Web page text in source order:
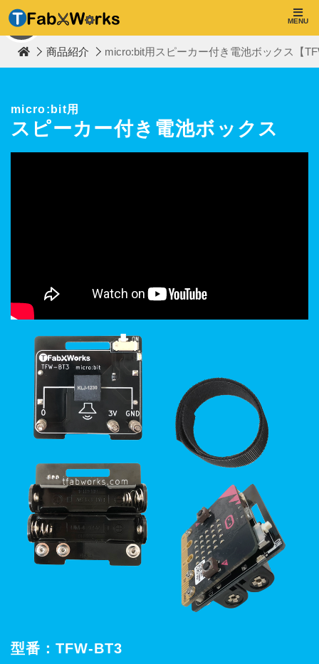
TOP
a
W
o
MENU
商品紹介 micro:bit用スピーカー付き電池ボックス【
micro:bit用
スピーカー付き電池ボックス
型番：TFW-BT3